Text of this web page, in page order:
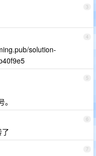
3
4
solution-
5
6
7